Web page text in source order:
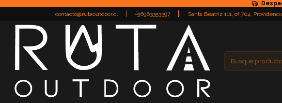
contacto@rutaoutdoor.cl
+56963353397
Santa Beatriz 111, of 704,